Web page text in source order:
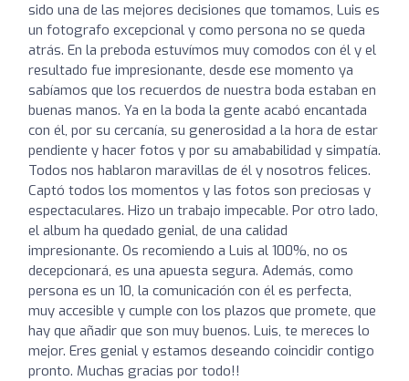
sido una de las mejores decisiones que tomamos, Luis es
un fotografo excepcional y como persona no se queda
atrás. En la preboda estuvímos muy comodos con él y el
resultado fue impresionante, desde ese momento ya
sabíamos que los recuerdos de nuestra boda estaban en
buenas manos. Ya en la boda la gente acabó encantada
con él, por su cercanía, su generosidad a la hora de estar
pendiente y hacer fotos y por su amababilidad y simpatía.
Todos nos hablaron maravillas de él y nosotros felices.
Captó todos los momentos y las fotos son preciosas y
espectaculares. Hizo un trabajo impecable. Por otro lado,
el album ha quedado genial, de una calidad
impresionante. Os recomiendo a Luis al 100%, no os
decepcionará, es una apuesta segura. Además, como
persona es un 10, la comunicación con él es perfecta,
muy accesible y cumple con los plazos que promete, que
hay que añadir que son muy buenos. Luis, te mereces lo
mejor. Eres genial y estamos deseando coincidir contigo
pronto. Muchas gracias por todo!!